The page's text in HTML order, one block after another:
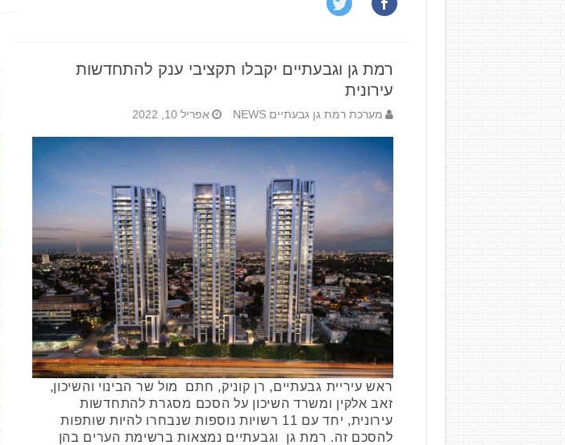
רמת גן וגבעתיים יקבלו תקציבי ענק להתחדשות
עירונית
מערכת רמת גן גבעתיים NEWS אפריל 10, 2022
ראש עיריית גבעתיים, רן קוניק, חתם מול שר הבינוי והשיכון,
זאב אלקין ומשרד השיכון על הסכם מסגרת להתחדשות
עירונית, יחד עם 11 רשויות נוספות שנבחרו להיות שותפות
להסכם זה. רמת גן וגבעתיים נמצאות ברשימת הערים בהן